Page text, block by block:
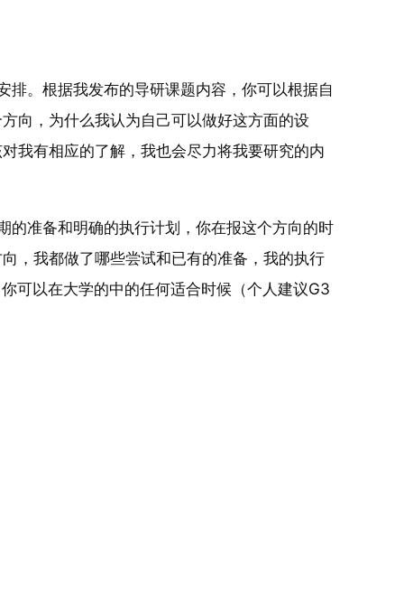
。根据我发布的导研课题内容，你可以根据自
向，为什么我认为自己可以做好这方面的设
我有相应的了解，我也会尽力将我要研究的内
的准备和明确的执行计划，你在报这个方向的时
，我都做了哪些尝试和已有的准备，我的执行
可以在大学的中的任何适合时候（个人建议G3